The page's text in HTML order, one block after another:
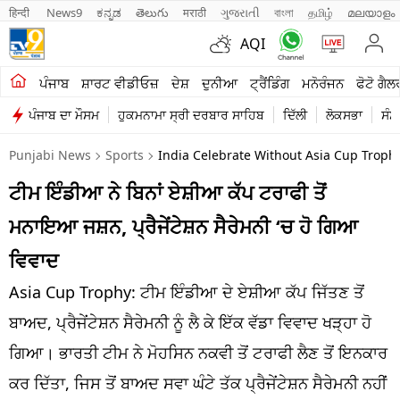
हिन्दी News9 ಕನ್ನಡ తెలుగు मराठी ગુજરાતી বাংলা தமிழ் മലയാളം
AQI
ਪੰਜਾਬ ਸ਼ਾਰਟ ਵੀਡੀਓਜ਼ ਦੇਸ਼ ਦੁਨੀਆ ਟ੍ਰੈਂਡਿੰਗ ਮਨੋਰੰਜਨ ਫੋਟੋ
ਪੰਜਾਬ ਦਾ ਮੌਸਮ ਹੁਕਮਨਾਮਾ ਸ੍ਰੀ ਦਰਬਾਰ ਸਾਹਿਬ ਦਿੱਲੀ ਲੋਕਸਭਾ
ਖੇਤੀਬਾੜੀ
ਸ਼ਾਰਟ ਵੀਡੀਓਜ਼
ਕਾਰੋਬਾਰ
ਕਰਿਅਰ
ਮਨੋਰੰਜਨ
ਦੇਸ਼
ਲਾਈਫ ਸਟਾਈਲ
ਪੰਜਾਬ
Punjabi News Sports India Celebrate Without Asia Cup
ਟੀਮ ਇੰਡੀਆ ਨੇ ਬਿਨਾਂ ਏਸ਼ੀਆ ਕੱਪ ਟਰਾਫੀ ਤੋਂ
ਮਨਾਇਆ ਜਸ਼ਨ, ਪ੍ਰੈਜੇਂਟੇਸ਼ਨ ਸੈਰੇਮਨੀ ‘ਚ ਹੋ ਗਿਆ
ਵਿਵਾਦ
Asia Cup Trophy: ਟੀਮ ਇੰਡੀਆ ਦੇ ਏਸ਼ੀਆ ਕੱਪ ਜਿੱਤਣ ਤੋਂ
ਬਾਅਦ, ਪ੍ਰੈਜੇਂਟੇਸ਼ਨ ਸੈਰੇਮਨੀ ਨੂੰ ਲੈ ਕੇ ਇੱਕ ਵੱਡਾ ਵਿਵਾਦ ਖੜ੍ਹਾ ਹੋ
ਗਿਆ। ਭਾਰਤੀ ਟੀਮ ਨੇ ਮੋਹਸਿਨ ਨਕਵੀ ਤੋਂ ਟਰਾਫੀ ਲੈਣ ਤੋਂ ਇਨਕਾਰ
ਕਰ ਦਿੱਤਾ, ਜਿਸ ਤੋਂ ਬਾਅਦ ਸਵਾ ਘੰਟੇ ਤੱਕ ਪ੍ਰੈਜੇਂਟੇਸ਼ਨ ਸੈਰੇਮਨੀ ਨਹੀਂ